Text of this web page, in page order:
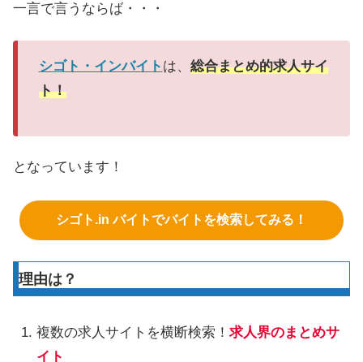
一言で言うならば・・・
シゴト・インバイト は、 総合まとめ的求人サイ
ト！
となっています！
シゴト.in バイトでバイトを検索してみる！
理由は？
複数の求人サイトを横断検索！求人界のまとめサ
イト